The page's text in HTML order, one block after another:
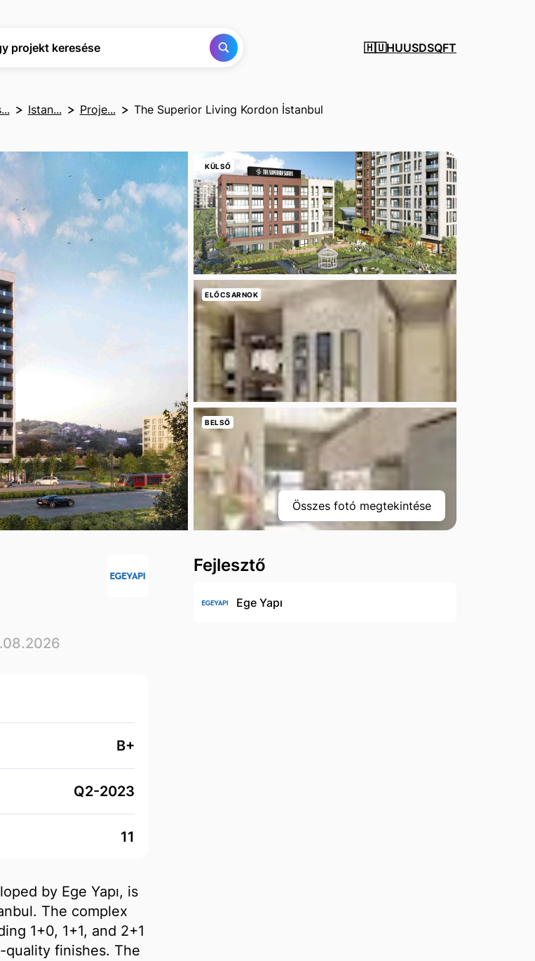
projekt keresése
🇭🇺HUUSDSQFT
Istan... Proje... The Superior Living Kordon İstanbul
KÜLSŐ
ELŐCSARNOK
BELSŐ
Összes fotó megtekintése
B+
Q2-2023
11
by Ege Yapı, is
The complex
1+0, 1+1, and 2+1
quality finishes. The
Fejlesztő
Ege Yapı